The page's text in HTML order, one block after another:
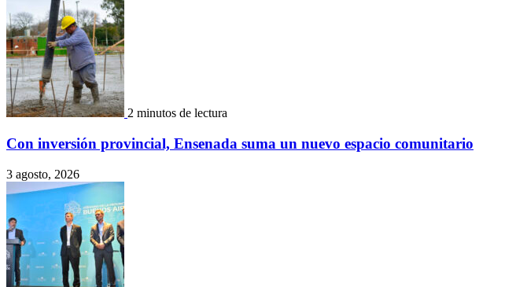
2 minutos de lectura
Con inversión provincial, Ensenada suma un nuevo espacio comunitario
3 agosto, 2026